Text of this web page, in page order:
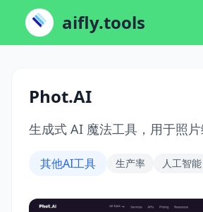
aifly.tools
Phot.AI
生成式 AI 魔法工具，用于照
其他AI工具 生产率 人工智能